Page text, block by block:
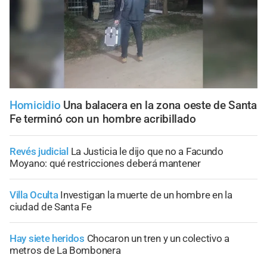
Homicidio Una balacera en la zona oeste de Santa
Fe terminó con un hombre acribillado
Revés judicial La Justicia le dijo que no a Facundo
Moyano: qué restricciones deberá mantener
Villa Oculta Investigan la muerte de un hombre en la
ciudad de Santa Fe
Hay siete heridos Chocaron un tren y un colectivo a
metros de La Bombonera